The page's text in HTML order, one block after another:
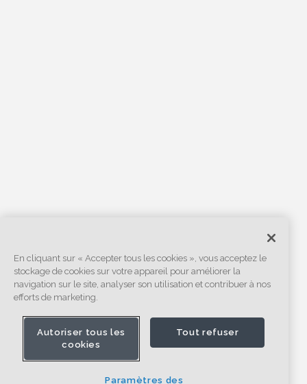
En cliquant sur « Accepter tous les cookies », vous acceptez le
stockage de cookies sur votre appareil pour améliorer la
navigation sur le site, analyser son utilisation et contribuer à nos
efforts de marketing.
Autoriser tous les
cookies
Tout refuser
Paramètres des